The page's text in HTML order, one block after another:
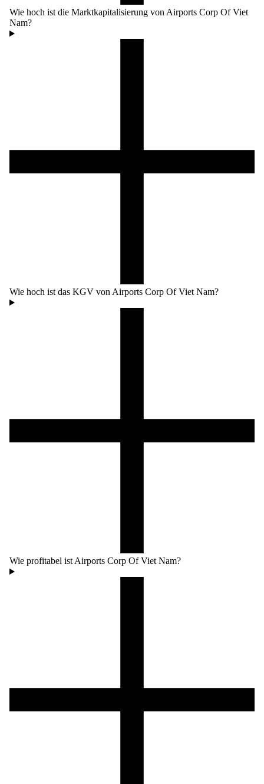
Wie hoch ist die Marktkapitalisierung von Airports Corp Of Viet
Nam?
Wie hoch ist das KGV von Airports Corp Of Viet Nam?
Wie profitabel ist Airports Corp Of Viet Nam?